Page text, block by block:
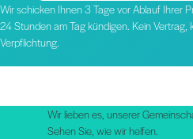
Wir schicken Ihnen 3 Tage vor Ablauf Ihrer
24 Stunden am Tag kündigen. Kein
Verpflichtung.
Wir lieben es, unserer
Sehen Sie, wie wir helfen.